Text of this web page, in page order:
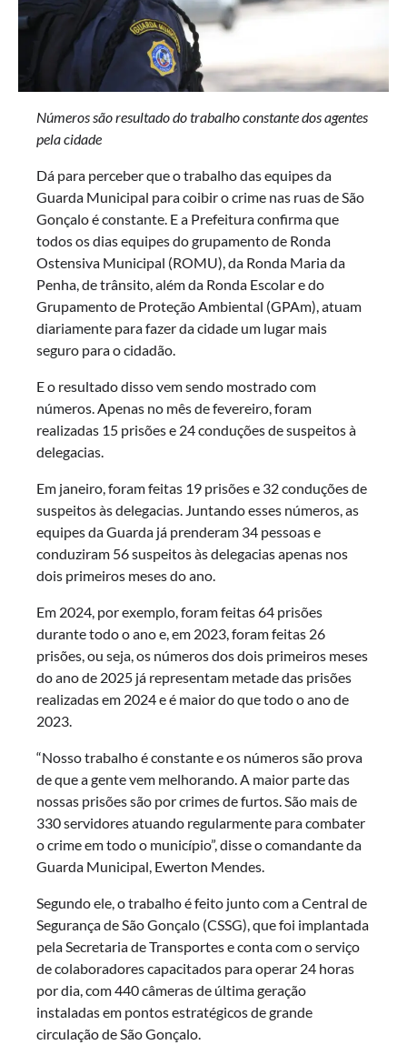
Números são resultado do trabalho constante dos agentes
pela cidade
Dá para perceber que o trabalho das equipes da
Guarda Municipal para coibir o crime nas ruas de São
Gonçalo é constante. E a Prefeitura confirma que
todos os dias equipes do grupamento de Ronda
Ostensiva Municipal (ROMU), da Ronda Maria da
Penha, de trânsito, além da Ronda Escolar e do
Grupamento de Proteção Ambiental (GPAm), atuam
diariamente para fazer da cidade um lugar mais
seguro para o cidadão.
E o resultado disso vem sendo mostrado com
números. Apenas no mês de fevereiro, foram
realizadas 15 prisões e 24 conduções de suspeitos à
delegacias.
Em janeiro, foram feitas 19 prisões e 32 conduções de
suspeitos às delegacias. Juntando esses números, as
equipes da Guarda já prenderam 34 pessoas e
conduziram 56 suspeitos às delegacias apenas nos
dois primeiros meses do ano.
Em 2024, por exemplo, foram feitas 64 prisões
durante todo o ano e, em 2023, foram feitas 26
prisões, ou seja, os números dos dois primeiros meses
do ano de 2025 já representam metade das prisões
realizadas em 2024 e é maior do que todo o ano de
2023.
“Nosso trabalho é constante e os números são prova
de que a gente vem melhorando. A maior parte das
nossas prisões são por crimes de furtos. São mais de
330 servidores atuando regularmente para combater
o crime em todo o município”, disse o comandante da
Guarda Municipal, Ewerton Mendes.
Segundo ele, o trabalho é feito junto com a Central de
Segurança de São Gonçalo (CSSG), que foi implantada
pela Secretaria de Transportes e conta com o serviço
de colaboradores capacitados para operar 24 horas
por dia, com 440 câmeras de última geração
instaladas em pontos estratégicos de grande
circulação de São Gonçalo.